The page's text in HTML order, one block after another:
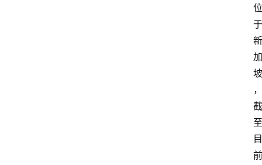
位
于
新
加
坡
，
截
至
目
前